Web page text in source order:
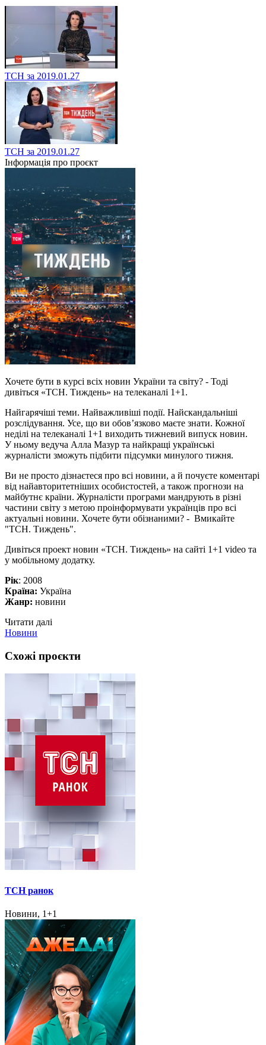
ТСН за 2019.01.27
ТСН за 2019.01.27
Інформація про проєкт
Хочете бути в курсі всіх новин України та світу? - Тоді
дивіться «ТСН. Тиждень» на телеканалі 1+1.
Найгарячіші теми. Найважливіші події. Найскандальніші
розслідування. Усе, що ви обов’язково маєте знати. Кожної
неділі на телеканалі 1+1 виходить тижневий випуск новин.
У ньому ведуча Алла Мазур та найкращі українські
журналісти зможуть підбити підсумки минулого тижня.
Ви не просто дізнаєтеся про всі новини, а й почуєте коментарі
від найавторитетніших особистостей, а також прогнози на
майбутнє країни. Журналісти програми мандрують в різні
частини світу з метою проінформувати українців про всі
актуальні новини. Хочете бути обізнаними? - Вмикайте
"ТСН. Тиждень".
Дивіться проект новин «ТСН. Тиждень» на сайті 1+1 video та
у мобільному додатку.
Рік: 2008
Країна: Україна
Жанр: новини
Читати далі
Новини
Схожі проєкти
ТСН ранок
Новини, 1+1